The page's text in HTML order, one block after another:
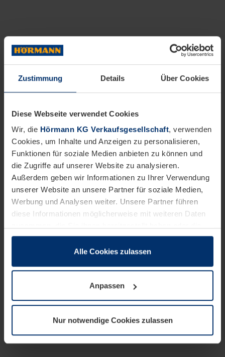
Zustimmung Details Über Cookies
Diese Webseite verwendet Cookies
Wir, die Hörmann KG Verkaufsgesellschaft, verwenden
Cookies, um Inhalte und Anzeigen zu personalisieren,
Funktionen für soziale Medien anbieten zu können und
die Zugriffe auf unserer Website zu analysieren.
Außerdem geben wir Informationen zu Ihrer Verwendung
unserer Website an unsere Partner für soziale Medien,
Werbung und Analysen weiter. Unsere Partner führen
diese Informationen möglicherweise mit weiteren Daten
sie im Rahmen Ihrer Nutzung der Dienste gesammelt
wenn diese für den Betrieb dieser Seite unbedingt
notwendig sind. Für alle anderen Cookie-Typen benötigen
wir Ihre Erlaubnis. Ihre Einwilligung können Sie jederzeit
Datenschutzerklärungunserer Website ändern oder
widerrufen.
Alle Cookies zulassen
Anpassen
Nur notwendige Cookies zulassen